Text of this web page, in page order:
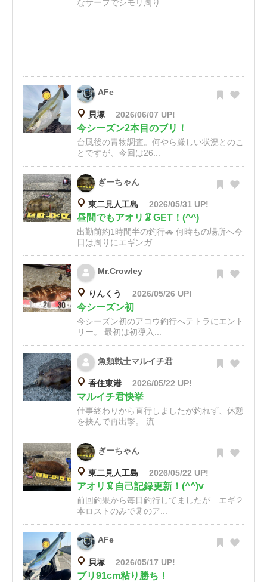
なサーフでシモリ周り...
AFe
貝塚 2026/06/07 UP!
今シーズン2本目のブリ！
台風後の青物調査。何やら厳しい状況とのこ
とですが、今回は26...
ぎーちゃん
東二見人工島 2026/05/31 UP!
昼間でもアオリ🦑GET！(^^)
出勤前約1時間半の釣行🚗 何時もの場所へ今
日は周りにエギンガ...
Mr.Crowley
りんくう 2026/05/26 UP!
今シーズン初
今シーズン初のアコウ釣行へテトラにエント
リー。 最初は初導入...
魚類戦士マルイチ君
香住東港 2026/05/22 UP!
マルイチ君快挙
仕事終わりから直行しましたが釣れず、休憩
を挟んで再出撃。 流...
ぎーちゃん
東二見人工島 2026/05/22 UP!
アオリ🦑自己記録更新！(^^)v
前回釣果から毎日釣行してましたが…エギ２
本ロストのみで🦑のア...
AFe
貝塚 2026/05/17 UP!
ブリ91cm粘り勝ち！